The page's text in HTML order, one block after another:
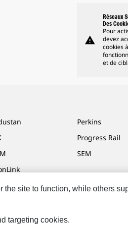
warning
Réseaux
Des
Pour
devez
cookies
et de
Perkins
Progress Rail
SEM
Plan Du Site Cookie Settings
site to function, while others
targeting cookies.